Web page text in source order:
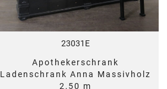
23031E
Apothekerschrank
Ladenschrank Anna Massivholz
2,50 m